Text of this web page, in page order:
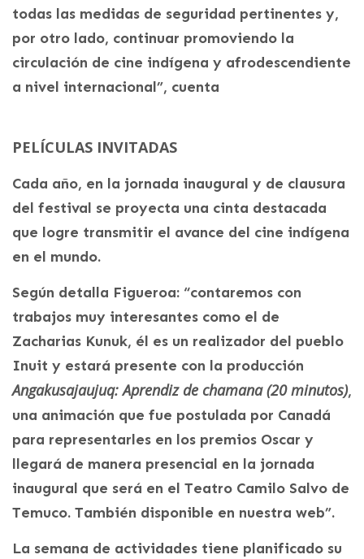
todas las medidas de seguridad pertinentes y,
por otro lado, continuar promoviendo la
circulación de cine indígena y afrodescendiente
a nivel internacional”, cuenta
PELÍCULAS INVITADAS
Cada año, en la jornada inaugural y de clausura
del festival se proyecta una cinta destacada
que logre transmitir el avance del cine indígena
en el mundo.
Según detalla Figueroa: “contaremos con
trabajos muy interesantes como el de
Zacharias Kunuk, él es un realizador del pueblo
Inuit y estará presente con la producción
Angakusajaujuq: Aprendiz de chamana (20 minutos),
una animación que fue postulada por Canadá
para representarles en los premios Oscar y
llegará de manera presencial en la jornada
inaugural que será en el Teatro Camilo Salvo de
Temuco. También disponible en nuestra web”.
La semana de actividades tiene planificado su